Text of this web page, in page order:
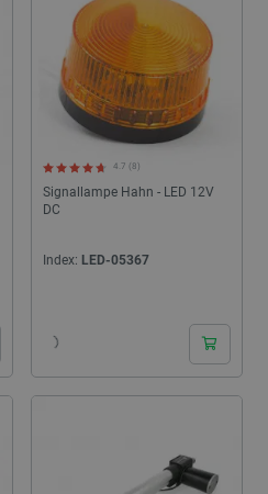
Signallampe Hahn - LED 12V
DC
4.7 (8)
Index: LED-05367